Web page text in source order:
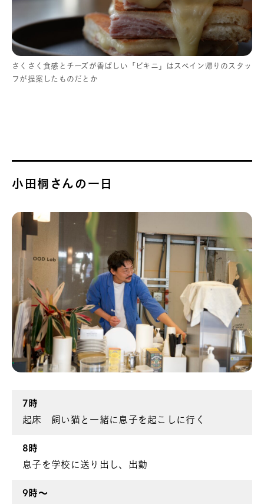
さくさく食感とチーズが香ばしい「ビキニ」はスペイン帰りのスタッ
フが提案したものだとか
小田桐さんの一日
7時
起床 飼い猫と一緒に息子を起こしに行く
8時
息子を学校に送り出し、出勤
9時〜